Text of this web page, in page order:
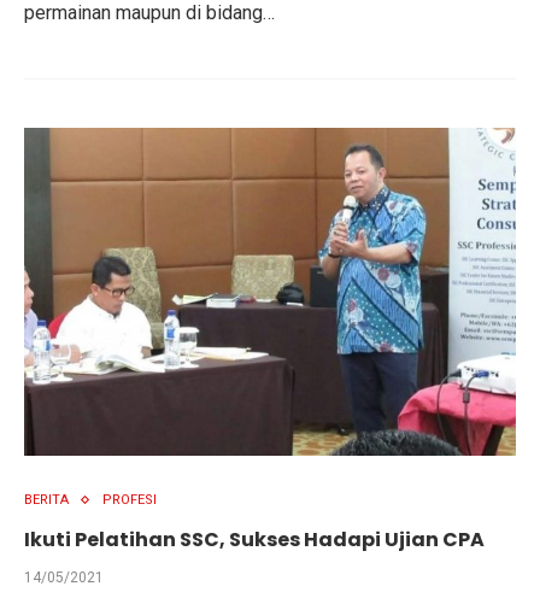
permainan maupun di bidang…
BERITA PROFESI
Ikuti Pelatihan SSC, Sukses Hadapi Ujian CPA
14/05/2021